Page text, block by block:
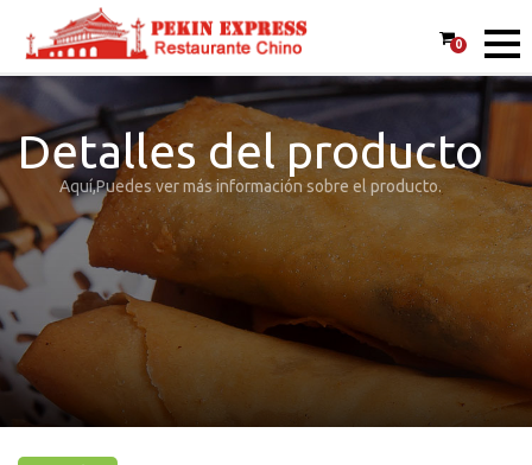
0
Detalles del producto
Aquí,Puedes ver más información sobre el producto.